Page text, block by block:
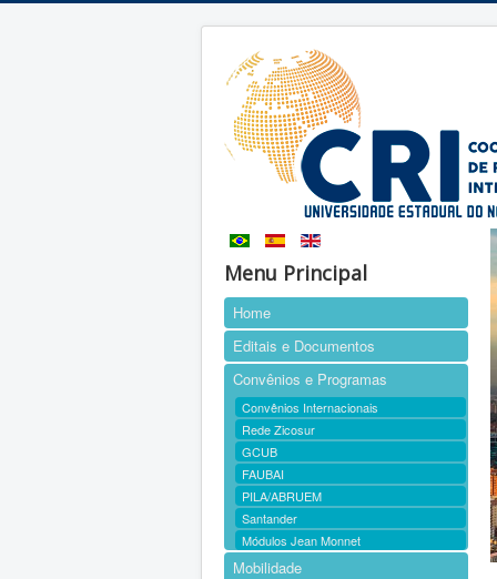
Menu Principal
Home
Editais e Documentos
Convênios e Programas
Convênios Internacionais
Rede Zicosur
GCUB
FAUBAI
PILA/ABRUEM
Santander
Módulos Jean Monnet
Mobilidade